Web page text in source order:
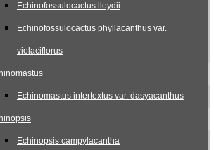
Echinofossulocactus lloydii
Echinofossulocactus phyllacanthus var.
violaciflorus
Echinomastus intertextus var. dasyacanthus
Echinopsis campylacantha